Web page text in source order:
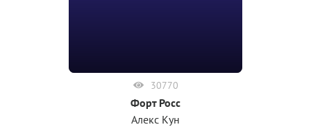
30770
Форт Росс
Алекс Кун